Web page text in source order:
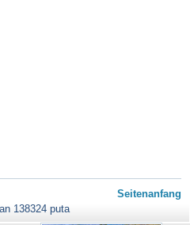
Seitenanfang
138324 puta